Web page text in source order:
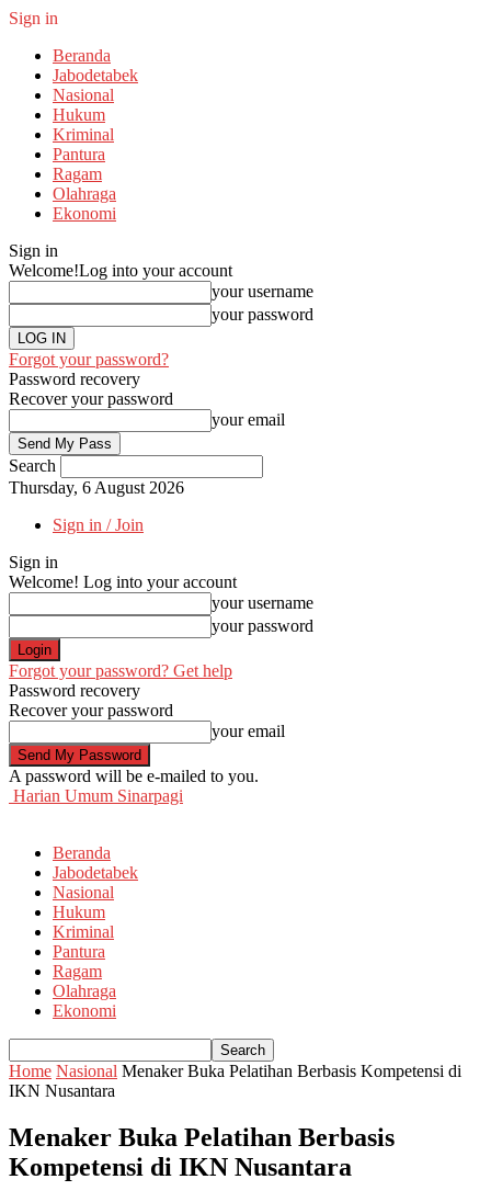
Sign in
Beranda
Jabodetabek
Nasional
Hukum
Kriminal
Pantura
Ragam
Olahraga
Ekonomi
Sign in
Welcome!Log into your account
your username
your password
Forgot your password?
Password recovery
Recover your password
your email
Search
Thursday, 6 August 2026
Sign in / Join
Sign in
Welcome! Log into your account
your username
your password
Forgot your password? Get help
Password recovery
Recover your password
your email
A password will be e-mailed to you.
Harian Umum Sinarpagi
Beranda
Jabodetabek
Nasional
Hukum
Kriminal
Pantura
Ragam
Olahraga
Ekonomi
Home Nasional Menaker Buka Pelatihan Berbasis Kompetensi di
IKN Nusantara
Menaker Buka Pelatihan Berbasis
Kompetensi di IKN Nusantara